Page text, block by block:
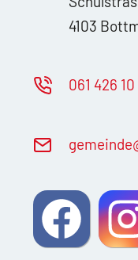
4103
061 426 10
g m nd